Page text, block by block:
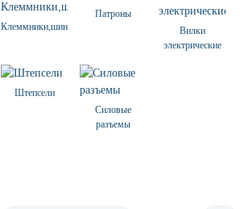
Клеммники,шины,наконечники
Патроны
Вилки
электрические
Штепсели
Силовые
разъемы